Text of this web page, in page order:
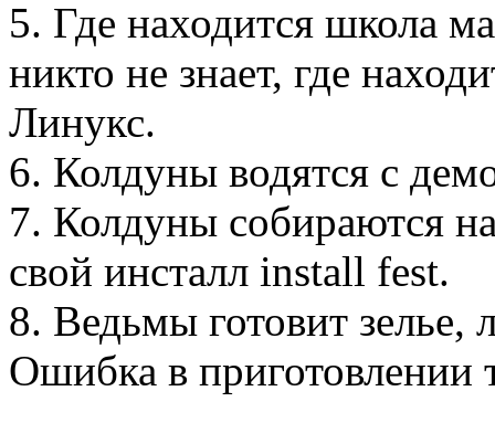
5. Где находится школа
никто не знает, где
Линукс.
6. Колдуны водятся с
7. Колдуны собираются
свой инсталл install fest.
8. Ведьмы готовит зелье,
Ошибка в приготовлении